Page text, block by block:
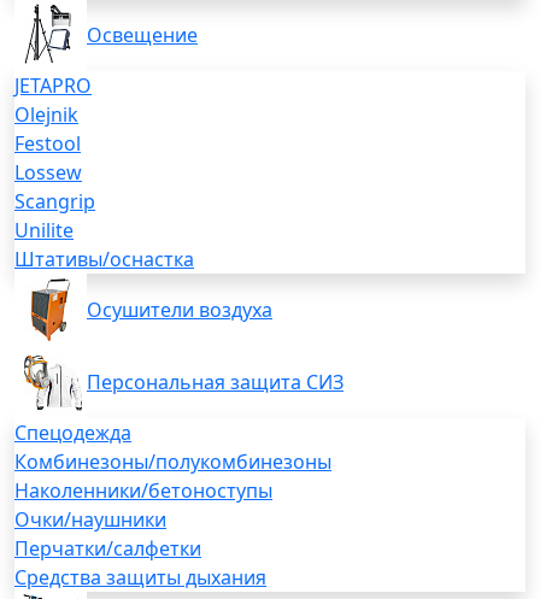
Освещение
JETAPRO
Olejnik
Festool
Lossew
Scangrip
Unilite
Штативы/оснастка
Осушители воздуха
Персональная защита СИЗ
Спецодежда
Комбинезоны/полукомбинезоны
Наколенники/бетоноступы
Очки/наушники
Перчатки/салфетки
Средства защиты дыхания